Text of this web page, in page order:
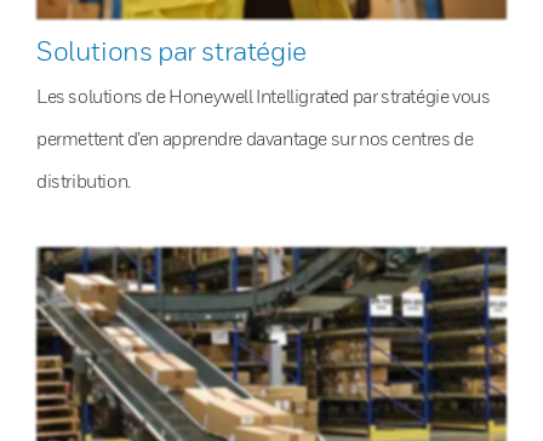
Solutions par stratégie
Les solutions de Honeywell Intelligrated par stratégie vous
permettent d’en apprendre davantage sur nos centres de
distribution.